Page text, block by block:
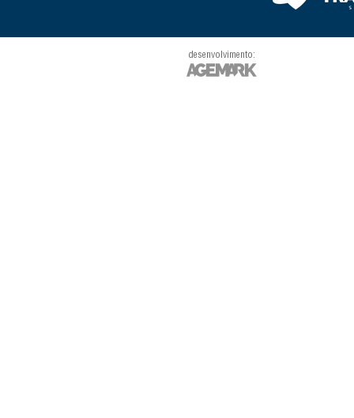
desenvolvimento: